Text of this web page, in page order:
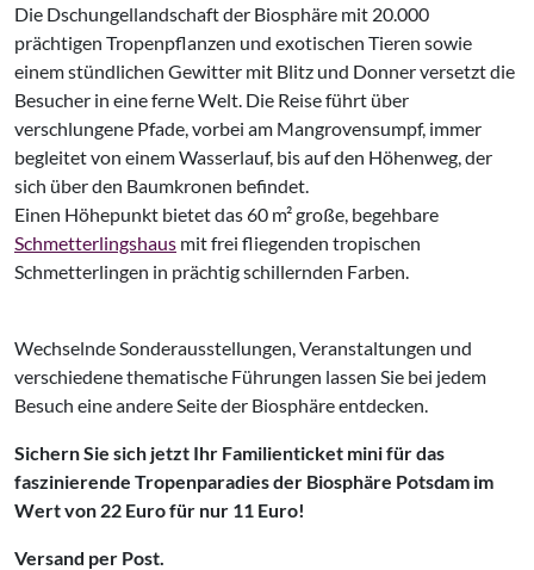
Die Dschungellandschaft der Biosphäre mit 20.000
prächtigen Tropenpflanzen und exotischen Tieren sowie
einem stündlichen Gewitter mit Blitz und Donner versetzt die
Besucher in eine ferne Welt. Die Reise führt über
verschlungene Pfade, vorbei am Mangrovensumpf, immer
begleitet von einem Wasserlauf, bis auf den Höhenweg, der
sich über den Baumkronen befindet.
Einen Höhepunkt bietet das 60 m² große, begehbare
Schmetterlingshaus mit frei fliegenden tropischen
Schmetterlingen in prächtig schillernden Farben.
Wechselnde Sonderausstellungen, Veranstaltungen und
verschiedene thematische Führungen lassen Sie bei jedem
Besuch eine andere Seite der Biosphäre entdecken.
Sichern Sie sich jetzt Ihr Familienticket mini für das
faszinierende Tropenparadies der Biosphäre Potsdam im
Wert von 22 Euro für nur 11 Euro!
Versand per Post.